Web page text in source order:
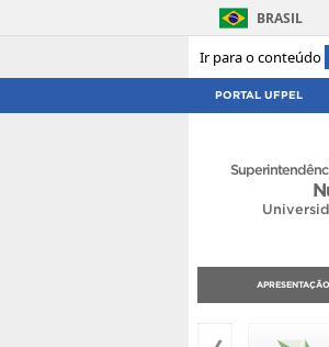
Ir para o conteúdo
BRASIL
PORTAL UFPEL
APRESENTAÇÃO